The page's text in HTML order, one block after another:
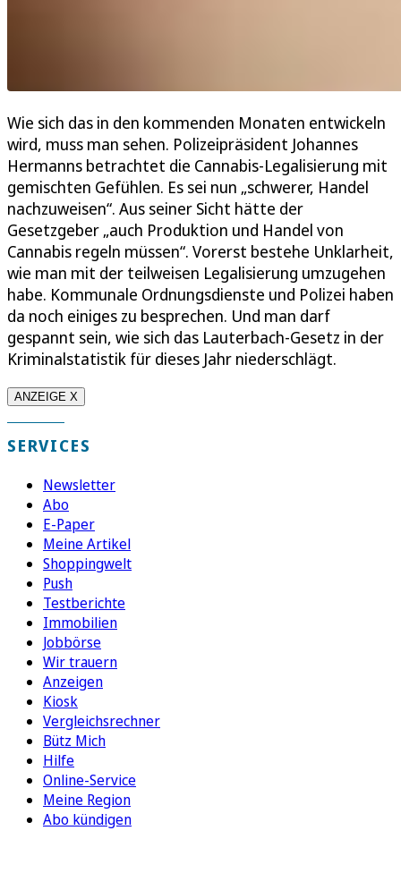
Wie sich das in den kommenden Monaten entwickeln
wird, muss man sehen. Polizeipräsident Johannes
Hermanns betrachtet die Cannabis-Legalisierung mit
gemischten Gefühlen. Es sei nun „schwerer, Handel
nachzuweisen“. Aus seiner Sicht hätte der
Gesetzgeber „auch Produktion und Handel von
Cannabis regeln müssen“. Vorerst bestehe Unklarheit,
wie man mit der teilweisen Legalisierung umzugehen
habe. Kommunale Ordnungsdienste und Polizei haben
da noch einiges zu besprechen. Und man darf
gespannt sein, wie sich das Lauterbach-Gesetz in der
Kriminalstatistik für dieses Jahr niederschlägt.
ANZEIGE X
SERVICES
Newsletter
Abo
E-Paper
Meine Artikel
Shoppingwelt
Push
Testberichte
Immobilien
Jobbörse
Wir trauern
Anzeigen
Kiosk
Vergleichsrechner
Bütz Mich
Hilfe
Online-Service
Meine Region
Abo kündigen